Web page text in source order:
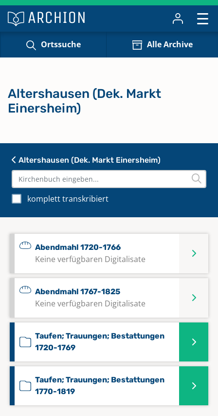
Ortssuche Alle Archive
Altershausen (Dek. Markt Einersheim)
komplett transkribiert
Abendmahl 1720-1766
Keine verfügbaren Digitalisate
Abendmahl 1767-1825
Keine verfügbaren Digitalisate
Taufen; Trauungen; Bestattungen
1720-1769
Taufen; Trauungen; Bestattungen
1770-1819
Altershausen (Dek. Markt
Einersheim)